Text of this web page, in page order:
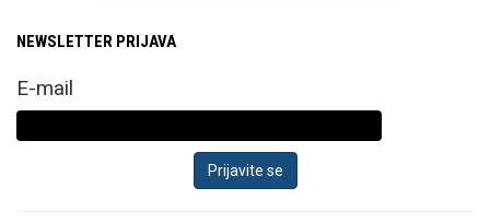
NEWSLETTER PRIJAVA
E-mail